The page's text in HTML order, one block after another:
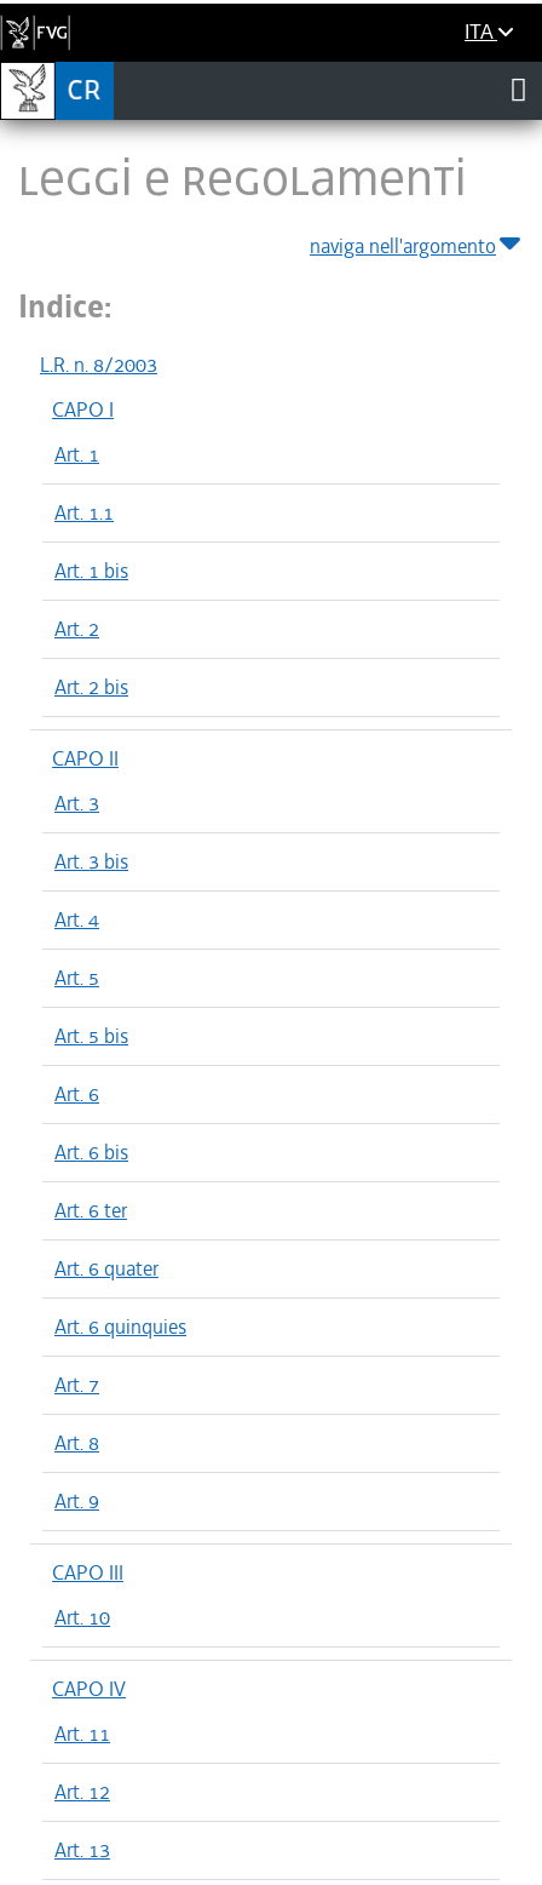
ITA
LEGGI E REGOLAMENTI
naviga nell'argomento
Indice:
L.R. n. 8/2003
CAPO I
Art. 1
Art. 1.1
Art. 1 bis
Art. 2
Art. 2 bis
CAPO II
Art. 3
Art. 3 bis
Art. 4
Art. 5
Art. 5 bis
Art. 6
Art. 6 bis
Art. 6 ter
Art. 6 quater
Art. 6 quinquies
Art. 7
Art. 8
Art. 9
CAPO III
Art. 10
CAPO IV
Art. 11
Art. 12
Art. 13